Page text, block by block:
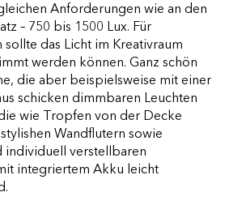
Anforderungen wie an den
– 750 bis 1500 Lux. Für
sollte das Licht im Kreativraum
werden können. Ganz schön
die aber beispielsweise mit einer
schicken dimmbaren Leuchten
wie Tropfen von der Decke
Wandflutern sowie
individuell verstellbaren
integriertem Akku leicht